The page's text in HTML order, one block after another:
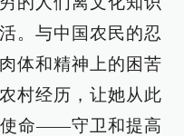
。与中国农民的忍
体和精神上的困苦
村经历，让她从此
使命——守卫和提高